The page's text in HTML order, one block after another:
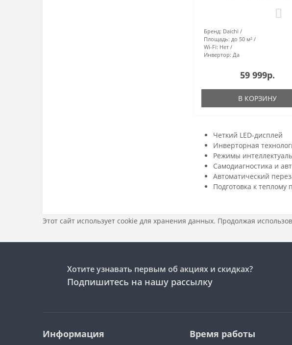
Бренд: Daichi
Площадь: до 50 м²
Wi-Fi: Нет
Инвертор: Да
59 999р.
В КОРЗИНУ
Четкий LED-дисплей
Инверторная
Режимы
Самодиагностика и
Автоматический
Подготовка к теплому
Этот сайт использует cookie для хранения данных. Продолжая
Хотите узнавать первым об акциях и скидках?
Подпишитесь на нашу рассылку
Информация Время работы